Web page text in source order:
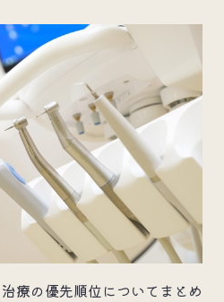
療の優先順位についてまとめ